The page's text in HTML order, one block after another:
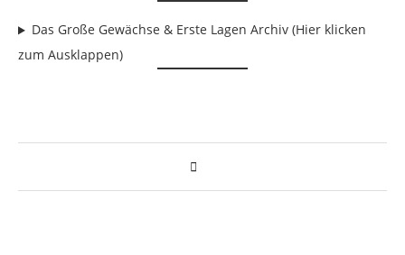
Das Große Gewächse & Erste Lagen Archiv (Hier klicken
zum Ausklappen)